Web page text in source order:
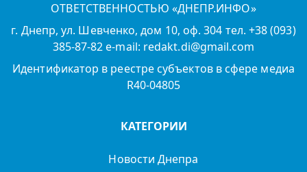
ОТВЕТСТВЕННОСТЬЮ «ДНЕПР.ИНФО»
г. Днепр, ул. Шевченко, дом 10, оф. 304 тел. +38 (093)
385-87-82 e-mail: redakt.di@gmail.com
Идентификатор в реестре субъектов в сфере медиа
R40-04805
КАТЕГОРИИ
Новости Днепра